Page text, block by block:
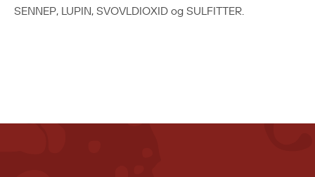
SENNEP, LUPIN, SVOVLDIOXID og SULFITTER.